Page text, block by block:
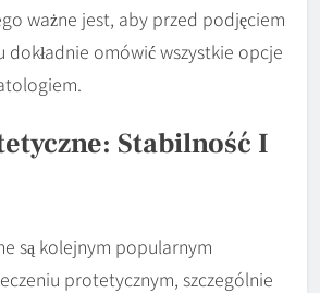
ważne jest, aby przed podjęciem
dokładnie omówić wszystkie opcje
Stabilność I
są kolejnym popularnym
protetycznym, szczególnie